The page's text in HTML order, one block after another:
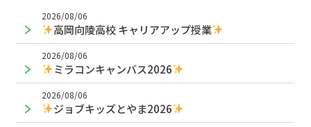
高岡向陵高校 キャリアアップ授業
2026/08/06
ミラコンキャンバス2026
2026/08/06
ジョブキッズとやま2026
2026/08/06